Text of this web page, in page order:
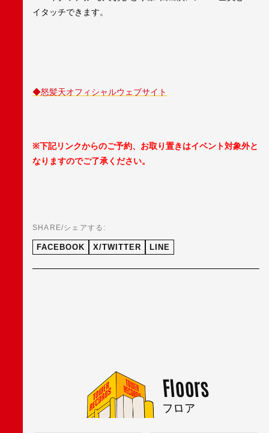
イタッチできます。
◆怒髪天オフィシャルウェブサイト
※下記リンクからのご予約、お取り置きはイベント対象外と
なりますのでご了承ください。
SHARE/シェアする:
FACEBOOK X/TWITTER LINE
Floors
フロア